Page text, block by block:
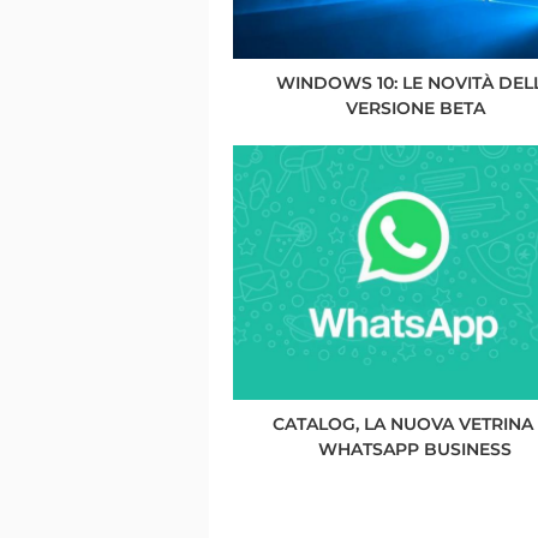
WINDOWS 10: LE NOVITÀ
VERSIONE BETA
CATALOG, LA NUOVA
WHATSAPP BUSINESS